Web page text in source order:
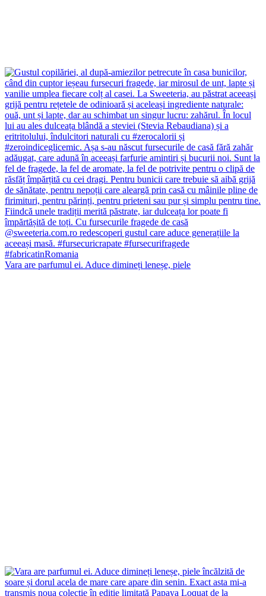
Vara are parfumul ei. Aduce dimineți leneșe, piele